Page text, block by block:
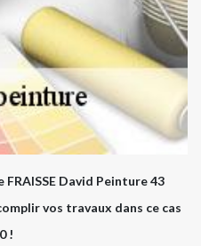
David Peinture 43
vos travaux dans ce cas
!